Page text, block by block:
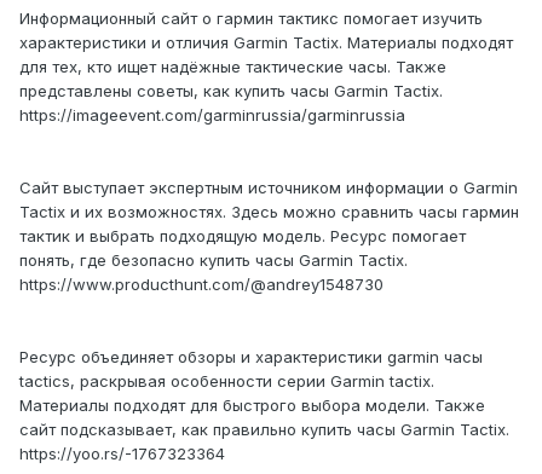
Информационный сайт о гармин тактикс помогает изучить
характеристики и отличия Garmin Tactix. Материалы подходят
для тех, кто ищет надёжные тактические часы. Также
представлены советы, как купить часы Garmin Tactix.
https://imageevent.com/garminrussia/garminrussia
Сайт выступает экспертным источником информации о Garmin
Tactix и их возможностях. Здесь можно сравнить часы гармин
тактик и выбрать подходящую модель. Ресурс помогает
понять, где безопасно купить часы Garmin Tactix.
https://www.producthunt.com/@andrey1548730
Ресурс объединяет обзоры и характеристики garmin часы
tactics, раскрывая особенности серии Garmin tactix.
Материалы подходят для быстрого выбора модели. Также
сайт подсказывает, как правильно купить часы Garmin Tactix.
https://yoo.rs/-1767323364